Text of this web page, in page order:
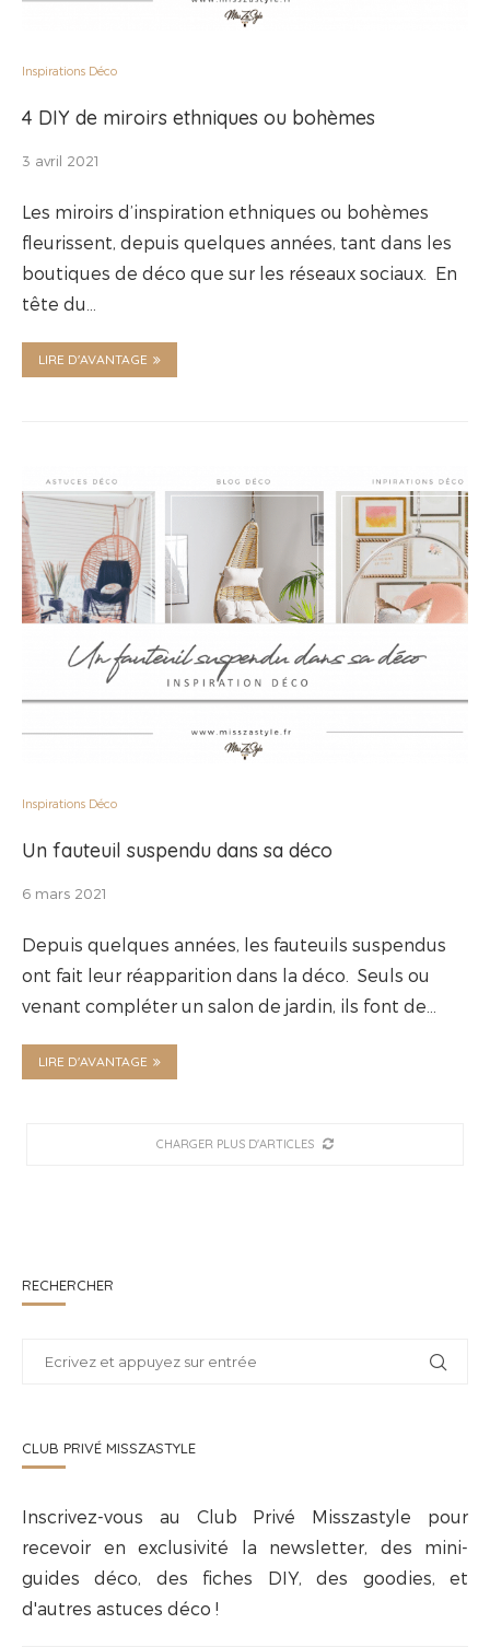
Inspirations Déco
4 DIY de miroirs ethniques ou bohèmes
3 avril 2021
Les miroirs d’inspiration ethniques ou bohèmes
fleurissent, depuis quelques années, tant dans les
boutiques de déco que sur les réseaux sociaux. En
tête du…
LIRE D'AVANTAGE
Inspirations Déco
Un fauteuil suspendu dans sa déco
6 mars 2021
Depuis quelques années, les fauteuils suspendus
ont fait leur réapparition dans la déco. Seuls ou
venant compléter un salon de jardin, ils font de…
LIRE D'AVANTAGE
CHARGER PLUS D'ARTICLES
RECHERCHER
CLUB PRIVÉ MISSZASTYLE
Inscrivez-vous au Club Privé Misszastyle pour
recevoir en exclusivité la newsletter, des mini-
guides déco, des fiches DIY, des goodies, et
d'autres astuces déco !